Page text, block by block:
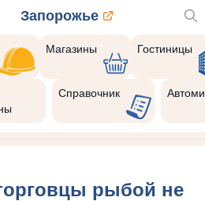
Запорожье
Магазины Гостиницы
Справочник
рыбой не